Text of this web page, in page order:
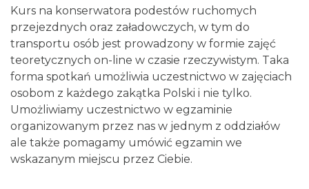
Kurs na konserwatora podestów ruchomych
przejezdnych oraz załadowczych, w tym do
transportu osób jest prowadzony w formie zajęć
teoretycznych on-line w czasie rzeczywistym. Taka
forma spotkań umożliwia uczestnictwo w zajęciach
osobom z każdego zakątka Polski i nie tylko.
Umożliwiamy uczestnictwo w egzaminie
organizowanym przez nas w jednym z oddziałów
ale także pomagamy umówić egzamin we
wskazanym miejscu przez Ciebie.